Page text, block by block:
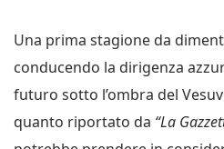
Una prima stagione da
conducendo la dirigenza
futuro sotto l’ombra del
quanto riportato da “La